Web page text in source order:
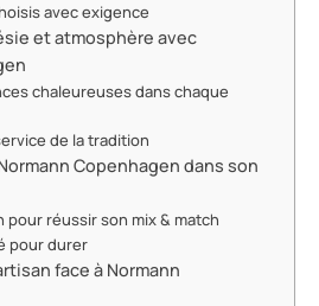
avec exigence
et atmosphère avec
chaleureuses dans chaque
de la tradition
Copenhagen dans son
pour réussir son mix & match
pour durer
face à Normann